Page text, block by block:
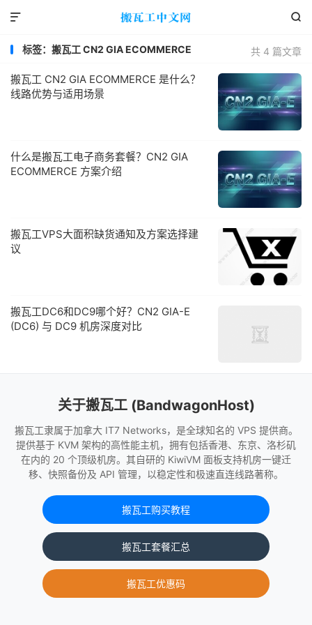


共 4 篇文章
标签：搬瓦工 CN2 GIA ECOMMERCE
搬瓦工 CN2 GIA ECOMMERCE 是什么？
线路优势与适用场景
什么是搬瓦工电子商务套餐？CN2 GIA
ECOMMERCE 方案介绍
搬瓦工VPS大面积缺货通知及方案选择建
议
搬瓦工DC6和DC9哪个好？CN2 GIA-E
(DC6) 与 DC9 机房深度对比
关于搬瓦工 (BandwagonHost)
搬瓦工隶属于加拿大 IT7 Networks，是全球知名的 VPS 提供商。
提供基于 KVM 架构的高性能主机，拥有包括香港、东京、洛杉矶
在内的 20 个顶级机房。其自研的 KiwiVM 面板支持机房一键迁
移、快照备份及 API 管理，以稳定性和极速直连线路著称。
搬瓦工购买教程
搬瓦工套餐汇总
搬瓦工优惠码